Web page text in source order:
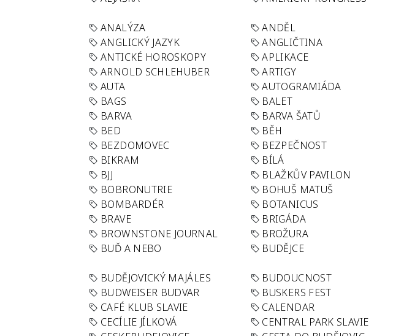
ANALÝZA ANDĚL
ANGLICKÝ JAZYK
ANGLIČTINA
ANTICKÉ HOROSKOPY
APLIKACE
ARNOLD SCHLEHUBER
ARTIGY
AUTA
AUTOGRAMIÁDA
BAGS
BALET
BARVA
BARVA ŠATŮ
BED
BĚH
BEZDOMOVEC
BEZPEČNOST
BIKRAM
BÍLÁ
BJJ
BLAŽKŮV PAVILON
BOBRONUTRIE
BOHUŠ MATUŠ
BOMBARDÉR
BOTANICUS
BRAVE
BRIGÁDA
BROWNSTONE JOURNAL
BROŽURA
BUĎ A NEBO
BUDĚJCE
BUDĚJOVICKÝ MAJÁLES
BUDOUCNOST
BUDWEISER BUDVAR
BUSKERS FEST
CAFÉ KLUB SLAVIE
CALENDAR
CECÍLIE JÍLKOVÁ
CENTRAL PARK SLAVIE